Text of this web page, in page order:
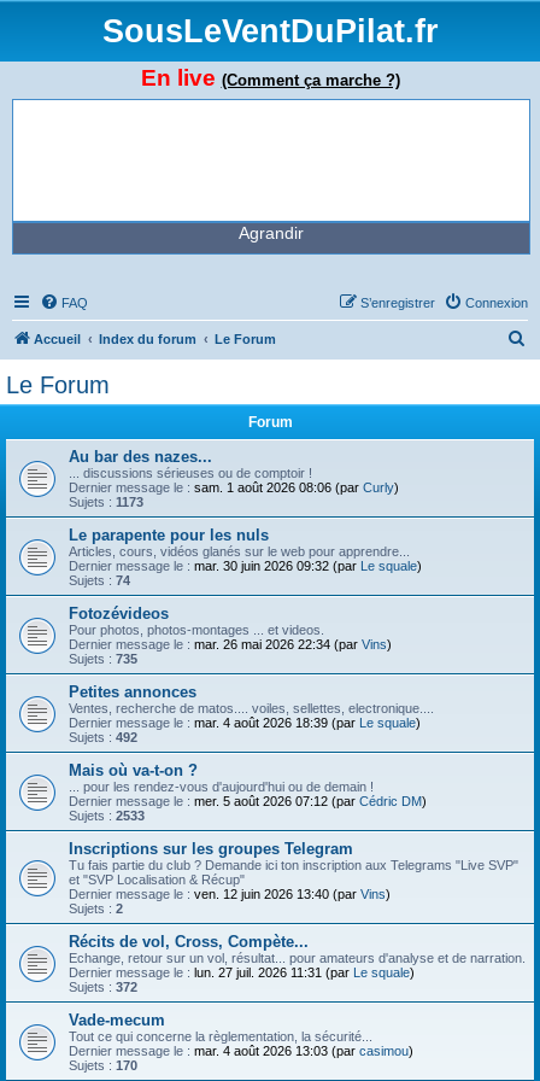
SousLeVentDuPilat.fr
En live (Comment ça marche ?)
Agrandir
FAQ Connexion
S’enregistrer
Accueil Index du forum Le Forum
r
Le Forum
Forum
Au bar des nazes...
... discussions sérieuses ou de comptoir !
Dernier message le : sam. 1 août 2026 08:06 (par Curly)
Sujets : 1173
Le parapente pour les nuls
Articles, cours, vidéos glanés sur le web pour apprendre...
Dernier message le : mar. 30 juin 2026 09:32 (par Le squale)
Sujets : 74
Fotozévideos
Pour photos, photos-montages ... et videos.
Dernier message le : mar. 26 mai 2026 22:34 (par Vins)
Sujets : 735
Petites annonces
Ventes, recherche de matos.... voiles, sellettes, electronique....
Dernier message le : mar. 4 août 2026 18:39 (par Le squale)
Sujets : 492
Mais où va-t-on ?
... pour les rendez-vous d'aujourd'hui ou de demain !
Dernier message le : mer. 5 août 2026 07:12 (par Cédric DM)
Sujets : 2533
Inscriptions sur les groupes Telegram
Tu fais partie du club ? Demande ici ton inscription aux Telegrams "Live SVP"
et "SVP Localisation & Récup"
Dernier message le : ven. 12 juin 2026 13:40 (par Vins)
Sujets : 2
Récits de vol, Cross, Compète...
Echange, retour sur un vol, résultat... pour amateurs d'analyse et de narration.
Dernier message le : lun. 27 juil. 2026 11:31 (par Le squale)
Sujets : 372
Vade-mecum
Tout ce qui concerne la règlementation, la sécurité...
Dernier message le : mar. 4 août 2026 13:03 (par casimou)
Sujets : 170